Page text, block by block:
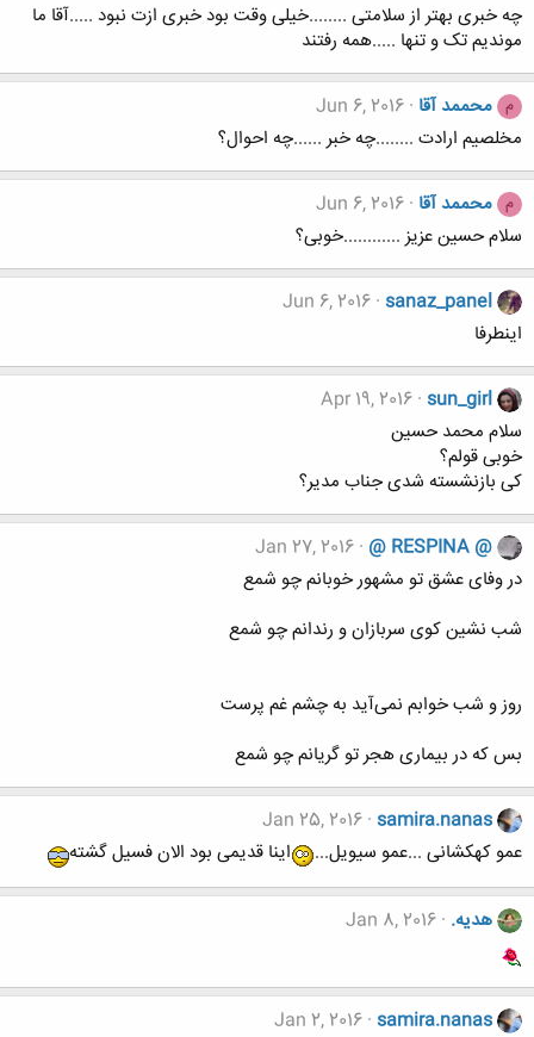
چه خبری بهتر از سلامتی ........خیلی وقت بود خبری ازت نبود .....آقا ما
موندیم تک و تنها .....همه رفتند
م محممد آقا Jun 6, 2016
مخلصیم ارادت ........چه خبر ......چه احوال؟
م محممد آقا Jun 6, 2016
سلام حسین عزیز ............خوبی؟
sanaz_panel
Jun 6, 2016
اینطرفا
sun_girl
Apr 19, 2016
سلام محمد حسین
خوبی قولم؟
کی بازنشسته شدی جناب مدیر؟
@ RESPINA @
Jan 27, 2016
در وفای عشق تو مشهور خوبانم چو شمع
شب نشین کوی سربازان و رندانم چو شمع
روز و شب خوابم نمی‌آید به چشم غم پرست
بس که در بیماری هجر تو گریانم چو شمع
samira.nanas
Jan 25, 2016
عمو کهکشانی ...عمو سیویل...
اینا قدیمی بود الان فسیل گشته
هدیه. Jan 8, 2016
samira.nanas
Jan 2, 2016